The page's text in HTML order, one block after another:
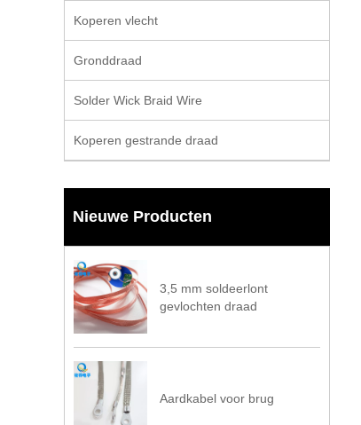
Koperen vlecht
Gronddraad
Solder Wick Braid Wire
Koperen gestrande draad
Nieuwe Producten
3,5 mm soldeerlont
gevlochten draad
Aardkabel voor brug